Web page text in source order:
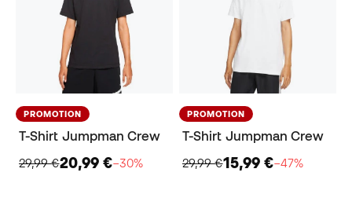
PROMOTION
T-Shirt Jumpman Crew
29,99 €20,99 €−30%
PROMOTION
T-Shirt Jumpman Crew
29,99 €15,99 €−47%